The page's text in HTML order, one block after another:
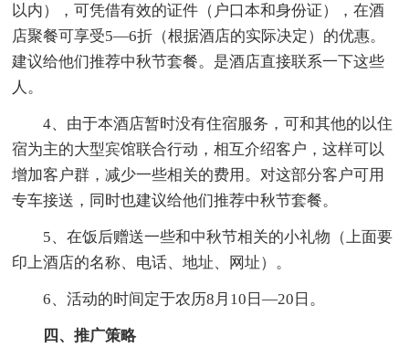
以内），可凭借有效的证件（户口本和身份证），在酒
店聚餐可享受5—6折（根据酒店的实际决定）的优惠。
建议给他们推荐中秋节套餐。是酒店直接联系一下这些
人。
4、由于本酒店暂时没有住宿服务，可和其他的以住
宿为主的大型宾馆联合行动，相互介绍客户，这样可以
增加客户群，减少一些相关的费用。对这部分客户可用
专车接送，同时也建议给他们推荐中秋节套餐。
5、在饭后赠送一些和中秋节相关的小礼物（上面要
印上酒店的名称、电话、地址、网址）。
6、活动的时间定于农历8月10日—20日。
四、推广策略